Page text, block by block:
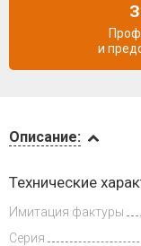
Доставка
и оплата
Описание:
Технические
Имитация фактуры
Серия
и